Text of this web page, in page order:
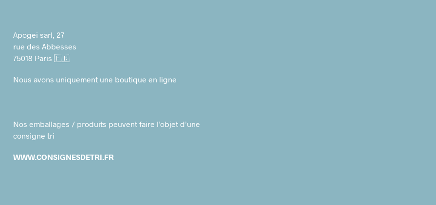
Apogei sarl, 27
rue des Abbesses
75018 Paris 🇫🇷
Nous avons uniquement une boutique en ligne
Nos emballages / produits peuvent faire l’objet d’une
consigne tri
WWW.CONSIGNESDETRI.FR